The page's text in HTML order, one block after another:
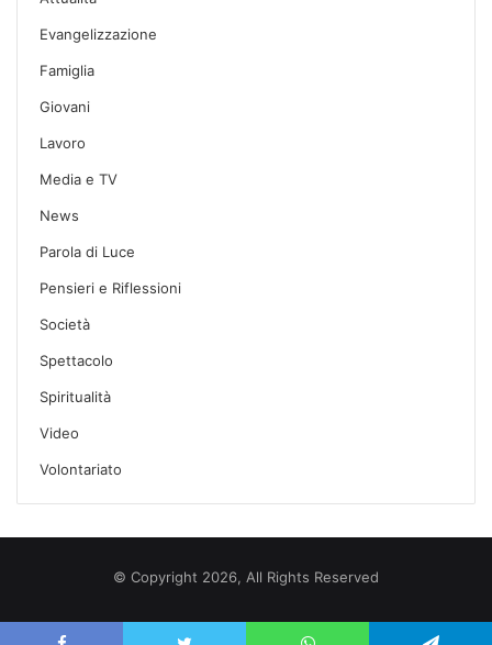
Evangelizzazione
Famiglia
Giovani
Lavoro
Media e TV
News
Parola di Luce
Pensieri e Riflessioni
Società
Spettacolo
Spiritualità
Video
Volontariato
© Copyright 2026, All Rights Reserved